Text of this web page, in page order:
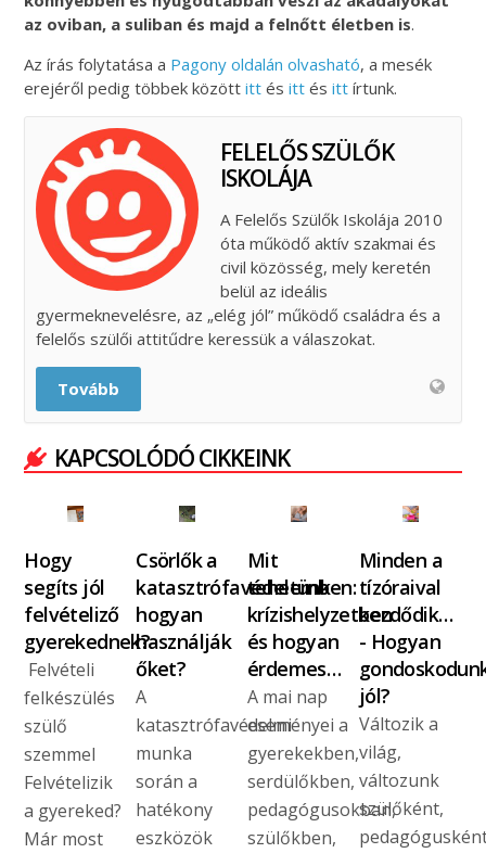
az oviban, a suliban és majd a felnőtt életben is.
Az írás folytatása a Pagony oldalán olvasható, a mesék
erejéről pedig többek közöttitt ésitt ésitt írtunk.
FELELŐS SZÜLŐK
ISKOLÁJA
A Felelős Szülők Iskolája 2010
óta működő aktív szakmai és
civil közösség, mely keretén
belül az ideális
gyermeknevelésre, az „elég jól” működő családra és a
felelős szülői attitűdre keressük a válaszokat.
Tovább
KAPCSOLÓDÓ CIKKEINK
Hogy
segíts jól
felvételiző
gyerekednek?
Felvételi
felkészülés
szülő
szemmel
Felvételizik
a gyereked?
Már most
Csörlők a
katasztrófavédelemben:
hogyan
használják
őket?
A
katasztrófavédelmi
munka
során a
hatékony
eszközök
Mit
tehetünk
krízishelyzetben
és hogyan
érdemes…
A mai nap
eseményei a
gyerekekben,
serdülőkben,
pedagógusokban,
szülőkben,
Minden a
tízóraival
kezdődik…
- Hogyan
jól?
Változik a
világ,
változunk
szülőként,